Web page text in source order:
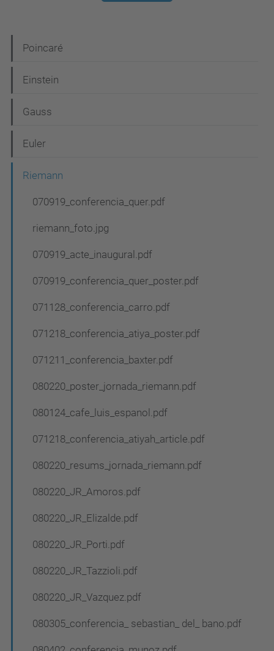
a
v
g
a
Poincaré
Einstein
Gauss
Euler
Riemann
070919_conferencia_quer.pdf
riemann_foto.jpg
070919_acte_inaugural.pdf
070919_conferencia_quer_poster.pdf
071128_conferencia_carro.pdf
071218_conferencia_atiya_poster.pdf
071211_conferencia_baxter.pdf
080220_poster_jornada_riemann.pdf
080124_cafe_luis_espanol.pdf
071218_conferencia_atiyah_article.pdf
080220_resums_jornada_riemann.pdf
080220_JR_Amoros.pdf
080220_JR_Elizalde.pdf
080220_JR_Porti.pdf
080220_JR_Tazzioli.pdf
080220_JR_Vazquez.pdf
080305_conferencia_ sebastian_ del_ bano.pdf